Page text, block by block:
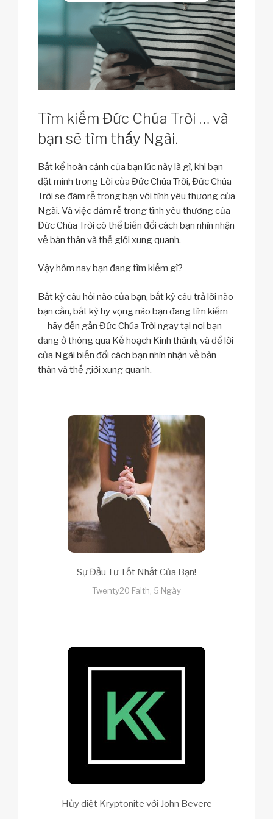
Tìm kiếm Đức Chúa Trời … và
bạn sẽ tìm thấy Ngài.
Bất kể hoàn cảnh của bạn lúc này là gì, khi bạn
đặt mình trong Lời của Đức Chúa Trời, Đức Chúa
Trời sẽ đâm rễ trong bạn với tình yêu thương của
Ngài. Và việc đâm rễ trong tình yêu thương của
Đức Chúa Trời có thể biến đổi cách bạn nhìn nhận
về bản thân và thế giới xung quanh.
Vậy hôm nay bạn đang tìm kiếm gì?
Bất kỳ câu hỏi nào của bạn, bất kỳ câu trả lời nào
bạn cần, bất kỳ hy vọng nào bạn đang tìm kiếm
— hãy đến gần Đức Chúa Trời ngay tại nơi bạn
đang ở thông qua Kế hoạch Kinh thánh, và để lời
của Ngài biến đổi cách bạn nhìn nhận về bản
thân và thế giới xung quanh.
Sự Đầu Tư Tốt Nhất Của Bạn!
Twenty20 Faith, 5 Ngày
Hủy diệt Kryptonite với John Bevere